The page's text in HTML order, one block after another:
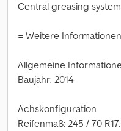
Central greasing
= Weitere
Allgemeine
Baujahr: 2014
Achskonfiguration
Reifenmaß: 245 / 70